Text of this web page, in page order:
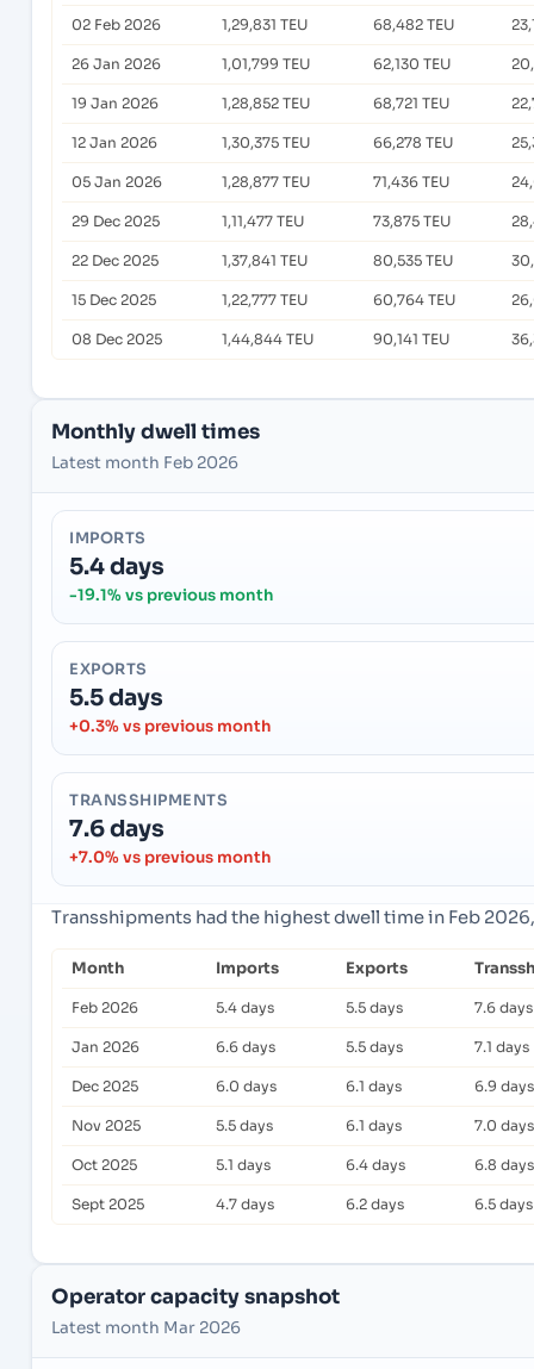
02 Feb 2026 1,29,831 TEU 68,482 TEU
26 Jan 2026 1,01,799 TEU 62,130 TEU
19 Jan 2026 1,28,852 TEU 68,721 TEU
12 Jan 2026 1,30,375 TEU 66,278 TEU
05 Jan 2026 1,28,877 TEU 71,436 TEU
29 Dec 2025 1,11,477 TEU 73,875 TEU
22 Dec 2025 1,37,841 TEU 80,535 TEU
15 Dec 2025 1,22,777 TEU 60,764 TEU
08 Dec 2025 1,44,844 TEU 90,141 TEU
Monthly dwell times
Latest month Feb 2026
IMPORTS
5.4 days
-19.1% vs previous month
EXPORTS
5.5 days
+0.3% vs previous month
TRANSSHIPMENTS
7.6 days
+7.0% vs previous month
Transshipments had the highest dwell time in Feb
Month Imports Exports
Feb 2026 5.4 days 5.5 days 7.6 days
Jan 2026 6.6 days 5.5 days 7.1 days
Dec 2025 6.0 days 6.1 days 6.9 days
Nov 2025 5.5 days 6.1 days 7.0 days
Oct 2025 5.1 days 6.4 days 6.8 days
Sept 2025 4.7 days 6.2 days 6.5 days
Operator capacity snapshot
Latest month Mar 2026